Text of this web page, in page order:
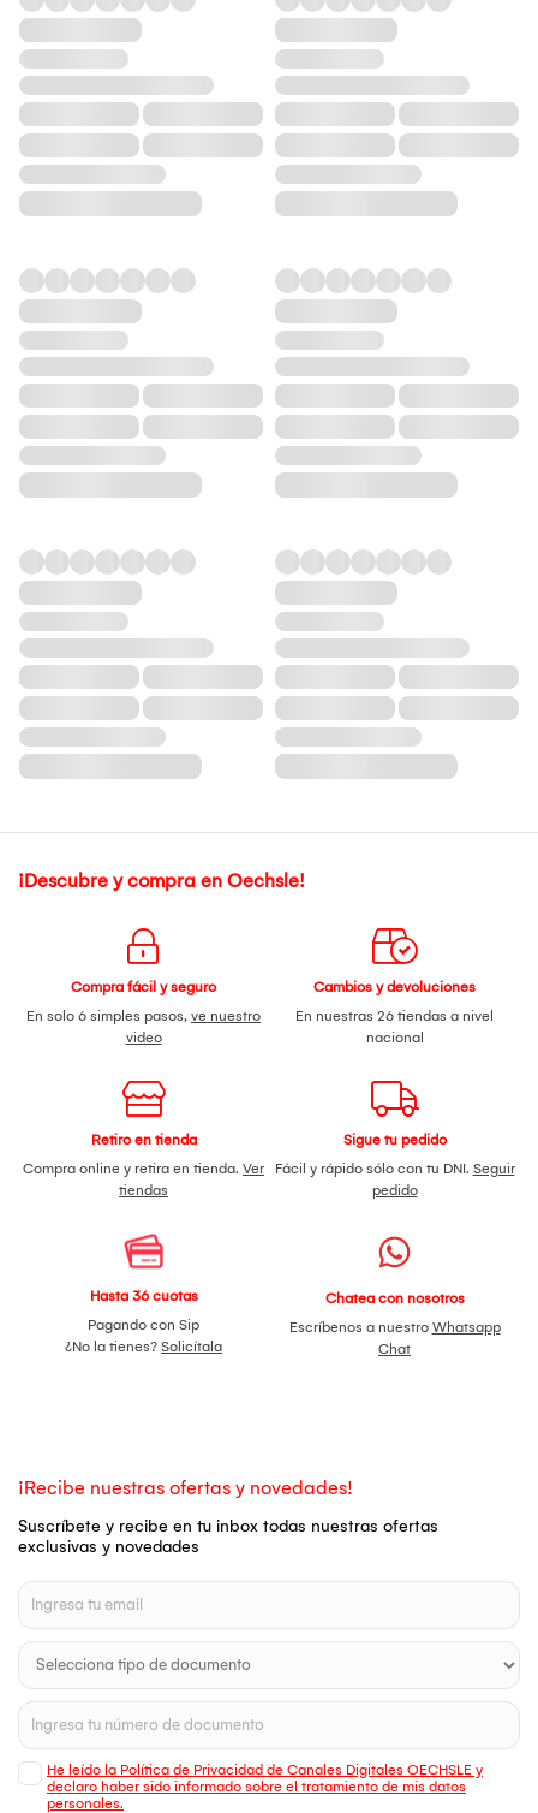
¡Descubre y compra en Oechsle!
Compra fácil y seguro
En solo 6 simples pasos, ve nuestro
video
Cambios y devoluciones
En nuestras 26 tiendas a nivel
nacional
Retiro en tienda
Compra online y retira en tienda. Ver
tiendas
Sigue tu pedido
Fácil y rápido sólo con tu DNI. Seguir
pedido
Hasta 36 cuotas
Pagando con Sip
¿No la tienes? Solicítala
Chatea con nosotros
Escríbenos a nuestro Whatsapp
Chat
¡Recibe nuestras ofertas y novedades!
Suscríbete y recibe en tu inbox todas nuestras ofertas
exclusivas y novedades
He leído la Política de Privacidad de Canales Digitales OECHSLE y
declaro haber sido informado sobre el tratamiento de mis datos
personales.